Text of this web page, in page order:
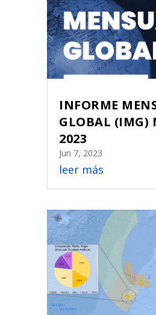
INFORME
GLOBAL (IMG)
2023
Jun 7, 2023
leer más